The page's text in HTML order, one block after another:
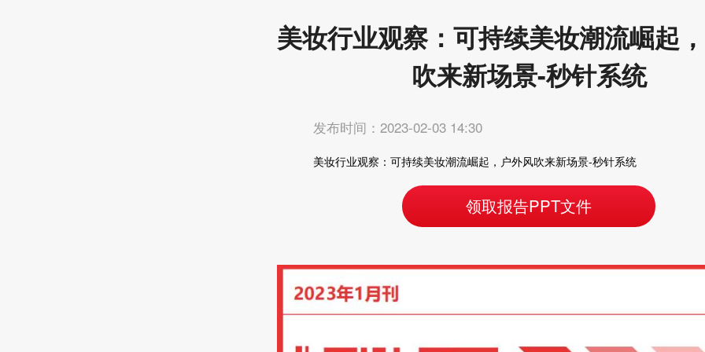
美妆行业观察：可持续美妆潮流崛起
吹来新场景-秒针系统
发布时间：2023-02-03 14:30
美妆行业观察：可持续美妆潮流崛起，户外风吹来新场景-秒针系统
领取报告PPT文件